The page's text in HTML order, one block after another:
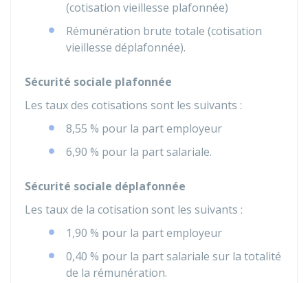
(cotisation vieillesse plafonnée)
Rémunération brute totale (cotisation
vieillesse déplafonnée).
Sécurité sociale plafonnée
Les taux des cotisations sont les suivants :
8,55 % pour la part employeur
6,90 % pour la part salariale.
Sécurité sociale déplafonnée
Les taux de la cotisation sont les suivants :
1,90 % pour la part employeur
0,40 % pour la part salariale sur la totalité
de la rémunération.